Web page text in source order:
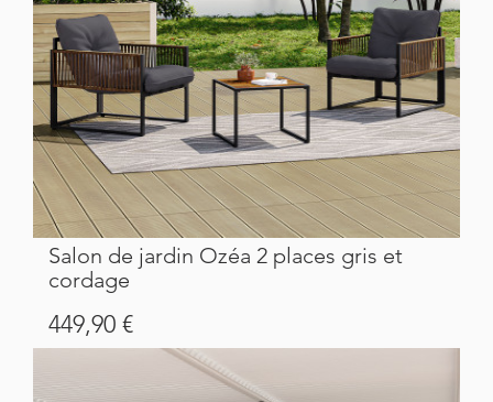
Salon de jardin Ozéa 2 places gris et
cordage
Prix
449,90 €